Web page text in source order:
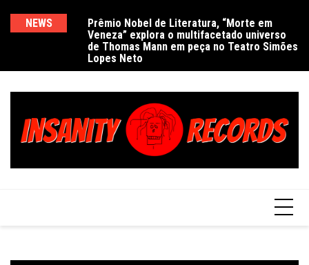
NEWS
Prêmio Nobel de Literatura, “Morte em
Veneza” explora o multifacetado universo
de Thomas Mann em peça no Teatro Simões
Lopes Neto